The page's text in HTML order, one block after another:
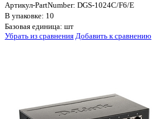
Артикул-PartNumber: DGS-1024C/F6/E
В упаковке: 10
Базовая единица: шт
Убрать из сравнения Добавить к сравнению